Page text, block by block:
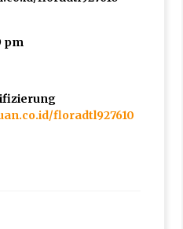
pm
floradtl927610